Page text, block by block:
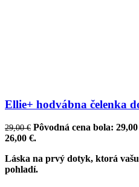
Ellie+ hodvábna čelenka
29,00€ Pôvodná cena bola:
26,00 €.
Láska na prvý dotyk, ktorá
pohladí.